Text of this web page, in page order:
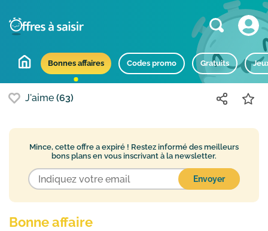
Bonnes affaires Codes promo Gratuits
J'aime (63)
Mince, cette offre a expiré ! Restez informé des meilleurs
bons plans en vous inscrivant à la newsletter.
Bonne affaire
Bons plans populaires